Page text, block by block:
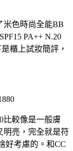
米色時尚全能BB
PA++ N.20
櫃上試妝簡評，
比較像是一般膚
明亮，完全就是符
好考慮的。和CC